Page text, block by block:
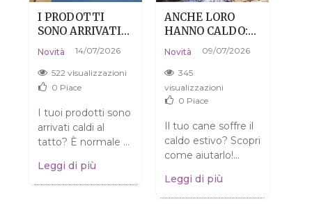
I PRODOTTI
SONO ARRIVATI
CALDI? NIENTE
PAURA, È DEL
TUTTO
NORMALE.
Novità 14/07/2026
522 visualizzazioni
0 Piace
I tuoi prodotti sono
arrivati caldi al
tatto? È normale e
siano rovinati!
Scopri cosa fare.
Leggi di più
ANCHE LORO
HANNO CALDO:
COME AIUTARE
IL TUO CANE A
SOPRAVVIVERE
ALL'ESTATE
SENZA DRAMMI
Novità 09/07/2026
345
visualizzazioni
0 Piace
Il tuo cane soffre il
caldo estivo? Scopri
come aiutarlo!
garantire al tuo
amico a quattro
Leggi di più